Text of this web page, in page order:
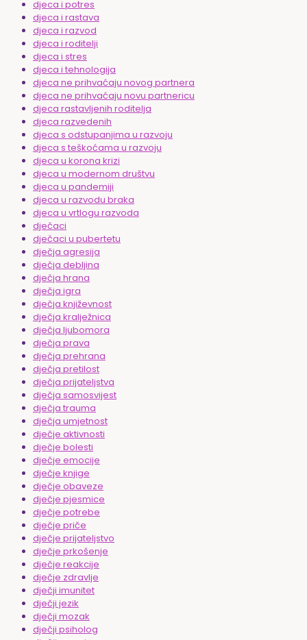
djeca i potres
djeca i rastava
djeca i razvod
djeca i roditelji
djeca i stres
djeca i tehnologija
djeca ne prihvaćaju novog partnera
djeca ne prihvaćaju novu partnericu
djeca rastavljenih roditelja
djeca razvedenih
djeca s odstupanjima u razvoju
djeca s teškoćama u razvoju
djeca u korona krizi
djeca u modernom društvu
djeca u pandemiji
djeca u razvodu braka
djeca u vrtlogu razvoda
dječaci
dječaci u pubertetu
dječja agresija
dječja debljina
dječja hrana
dječja igra
dječja književnost
dječja kralježnica
dječja ljubomora
dječja prava
dječja prehrana
dječja pretilost
dječja prijateljstva
dječja samosvijest
dječja trauma
dječja umjetnost
dječje aktivnosti
dječje bolesti
dječje emocije
dječje knjige
dječje obaveze
dječje pjesmice
dječje potrebe
dječje priče
dječje prijateljstvo
dječje prkošenje
dječje reakcije
dječje zdravlje
dječji imunitet
dječji jezik
dječji mozak
dječji psiholog